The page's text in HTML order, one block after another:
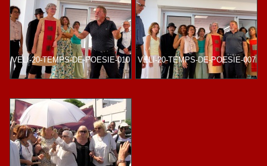
VELI-20-TEMPS-DE-POESIE-010 VELI-20-TEMPS-DE-POESIE-007